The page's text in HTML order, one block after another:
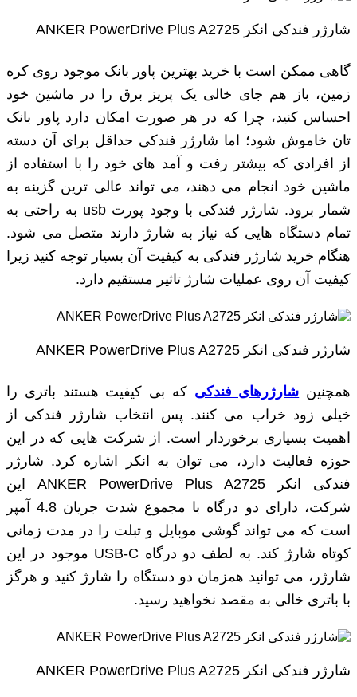
شارژر فندکی انکر ANKER PowerDrive Plus A2725
گاهی ممکن است با خرید بهترین پاور بانک موجود روی کره
زمین، باز هم جای خالی یک پریز برق را در ماشین خود
احساس کنید، چرا که در هر صورت امکان دارد پاور بانک
تان خاموش شود؛ اما شارژر فندکی حداقل برای آن دسته
از افرادی که بیشتر رفت و آمد های خود را با استفاده از
ماشین خود انجام می دهند، می تواند عالی ترین گزینه به
شمار برود. شارژر فندکی با وجود پورت usb به راحتی به
تمام دستگاه ‌هایی که نیاز به شارژ دارند متصل می ‌شود.
هنگام خرید شارژر فندکی به کیفیت آن بسیار توجه کنید زیرا
کیفیت آن روی عملیات شارژ تاثیر مستقیم دارد.
شارژر فندکی انکر ANKER PowerDrive Plus A2725
همچنین شارژرهای فندکی که بی کیفیت هستند باتری را
خیلی زود خراب می‌ کنند. پس انتخاب شارژر فندکی از
اهمیت بسیاری برخوردار است. از شرکت ‌هایی که در این
حوزه فعالیت دارد، می توان به انکر اشاره کرد. شارژر
فندکی انکر ANKER PowerDrive Plus A2725 این
شرکت، دارای دو درگاه با مجموع شدت‌ جریان 4.8 آمپر
است که می‌ تواند گوشی موبایل و تبلت را در مدت ‌زمانی
کوتاه شارژ کند. به لطف دو درگاه USB-C موجود در این
شارژر، می توانید همزمان دو دستگاه را شارژ کنید و هرگز
با باتری خالی به مقصد نخواهید رسید.
شارژر فندکی انکر ANKER PowerDrive Plus A2725